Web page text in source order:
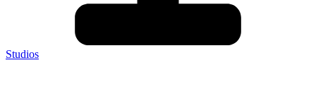
Studios